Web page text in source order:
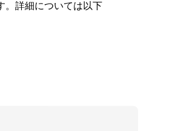
。詳細については以下